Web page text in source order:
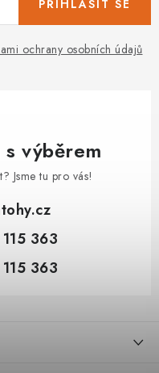
ochrany osobních údajů
PŘIHLÁSIT SE
s výběrem
Jsme tu pro vás!
363
363